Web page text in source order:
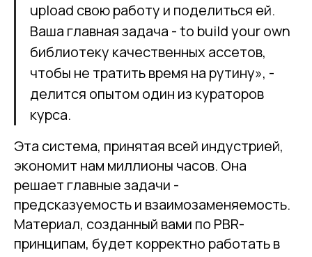
upload свою работу и поделиться ей.
Ваша главная задача - to build your own
библиотеку качественных ассетов,
чтобы не тратить время на рутину», -
делится опытом один из кураторов
курса.
Эта система, принятая всей индустрией,
экономит нам миллионы часов. Она
решает главные задачи -
предсказуемость и взаимозаменяемость.
Материал, созданный вами по PBR-
принципам, будет корректно работать в